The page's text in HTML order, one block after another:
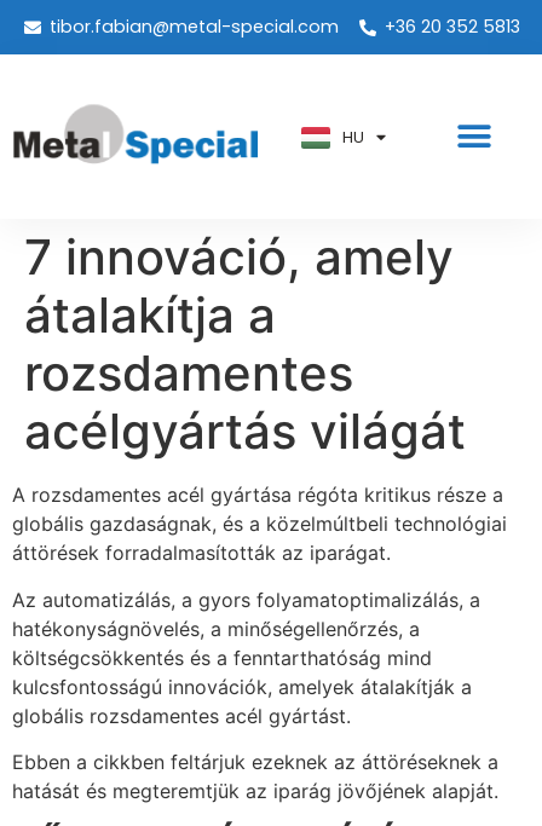
tibor.fabian@metal-special.com +36 20 352 5813
HU
PT
AR
7 innováció, amely
átalakítja a
rozsdamentes
acélgyártás világát
A rozsdamentes acél gyártása régóta kritikus része a
globális gazdaságnak, és a közelmúltbeli technológiai
áttörések forradalmasították az iparágat.
Az automatizálás, a gyors folyamatoptimalizálás, a
hatékonyságnövelés, a minőségellenőrzés, a
költségcsökkentés és a fenntarthatóság mind
kulcsfontosságú innovációk, amelyek átalakítják a
globális rozsdamentes acél gyártást.
Ebben a cikkben feltárjuk ezeknek az áttöréseknek a
hatását és megteremtjük az iparág jövőjének alapját.